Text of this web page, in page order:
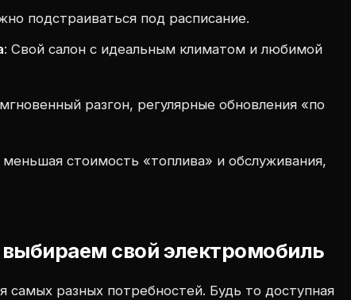
подстраиваться под расписание.
: Свой салон с идеальным климатом и любимой
разгон, регулярные обновления «по
меньшая стоимость «топлива» и обслуживания,
свой электромобиль
самых разных потребностей. Будь то доступная